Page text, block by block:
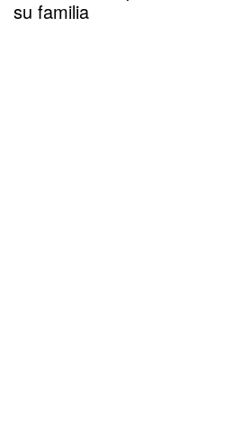
su familia